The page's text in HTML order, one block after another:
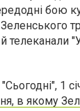
бою
телеканали
1
в якому